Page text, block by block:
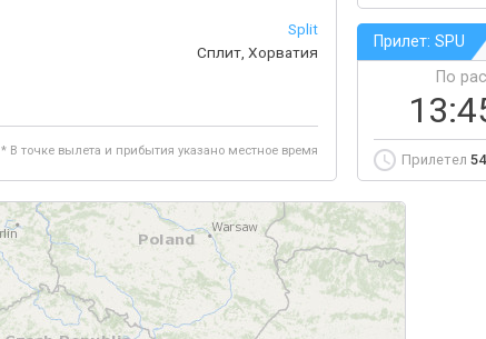
Split
Сплит, Хорватия
* В точке вылета и прибытия указано местное время
Прилет: SPU
По
Прилетел